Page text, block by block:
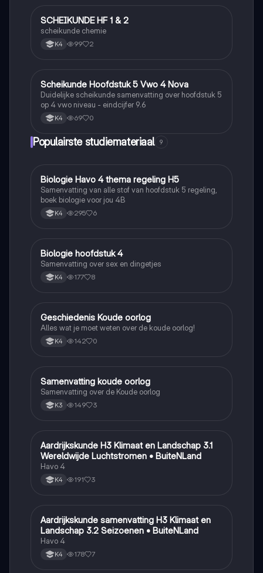
Scheikunde
SCHEIKUNDE HF 1 & 2
scheikunde chemie
K4 99 2
Scheikunde
Scheikunde Hoofdstuk 5 Vwo 4 Nova
Duidelijke scheikunde samenvatting over hoofdstuk 5
op 4 vwo niveau - eindcijfer 9.6
K4 69 0
Populairste studiemateriaal 9
Biologie
Biologie Havo 4 thema regeling H5
Samenvatting van alle stof van hoofdstuk 5 regeling,
boek biologie voor jou 4B
K4 295 6
Biologie
Biologie hoofdstuk 4
Samenvatting over sex en dingetjes
K4 177 8
Geschiedenis
Geschiedenis Koude oorlog
Alles wat je moet weten over de koude oorlog!
K4 142 0
Geschiedenis
Samenvatting koude oorlog
Samenvatting over de Koude oorlog
K3 149 3
Aardrijkskunde
Aardrijkskunde H3 Klimaat en Landschap 3.1
Wereldwijde Luchtstromen • BuiteNLand
Havo 4
K4 191 3
Aardrijkskunde
Aardrijkskunde samenvatting H3 Klimaat en
Landschap 3.2 Seizoenen • BuiteNLand
Havo 4
K4 178 7